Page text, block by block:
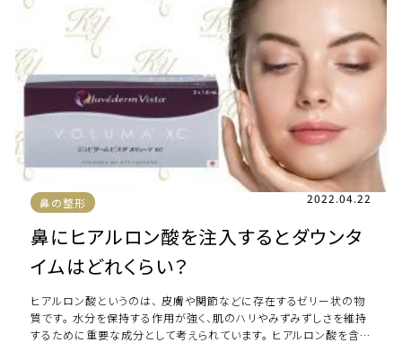
鼻の整形 2022.04.22
鼻にヒアルロン酸を注入するとダウンタ
イムはどれくらい？
ヒアルロン酸というのは、 皮膚や関節などに存在するゼリー状の物
質です。 水分を保持する作用が強く、肌のハリやみずみずしさを維持
するために重要な成分として考えられています。 ヒアルロン酸を含む